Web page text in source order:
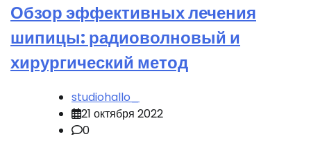
Обзор эффективных лечения
шипицы: радиоволновый и
хирургический метод
studiohallo_
21 октября 2022
0